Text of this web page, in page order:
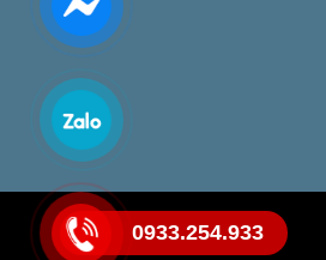
0933.254.933